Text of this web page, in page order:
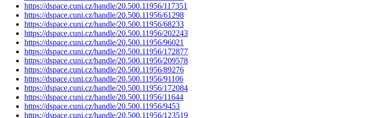
https://dspace.cuni.cz/handle/20.500.11956/117351
https://dspace.cuni.cz/handle/20.500.11956/61298
https://dspace.cuni.cz/handle/20.500.11956/68233
https://dspace.cuni.cz/handle/20.500.11956/202243
https://dspace.cuni.cz/handle/20.500.11956/96021
https://dspace.cuni.cz/handle/20.500.11956/172877
https://dspace.cuni.cz/handle/20.500.11956/209578
https://dspace.cuni.cz/handle/20.500.11956/89276
https://dspace.cuni.cz/handle/20.500.11956/91106
https://dspace.cuni.cz/handle/20.500.11956/172084
https://dspace.cuni.cz/handle/20.500.11956/11644
https://dspace.cuni.cz/handle/20.500.11956/9453
https://dspace.cuni.cz/handle/20.500.11956/123519